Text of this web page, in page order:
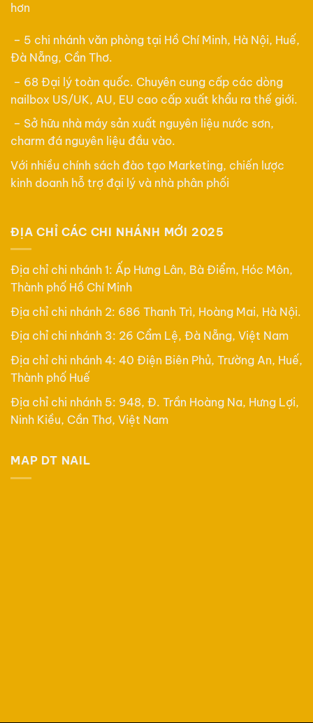
hơn
– 5 chi nhánh văn phòng tại Hồ Chí Minh, Hà Nội, Huế,
Đà Nẵng, Cần Thơ.
– 68 Đại lý toàn quốc. Chuyên cung cấp các dòng
nailbox US/UK, AU, EU cao cấp xuất khẩu ra thế giới.
– Sở hữu nhà máy sản xuất nguyên liệu nước sơn,
charm đá nguyên liệu đầu vào.
Với nhiều chính sách đào tạo Marketing, chiến lược
kinh doanh hỗ trợ đại lý và nhà phân phối
ĐỊA CHỈ CÁC CHI NHÁNH MỚI 2025
Địa chỉ chi nhánh 1: Ấp Hưng Lân, Bà Điểm, Hóc Môn,
Thành phố Hồ Chí Minh
Địa chỉ chi nhánh 2: 686 Thanh Trì, Hoàng Mai, Hà Nội.
Địa chỉ chi nhánh 3: 26 Cẩm Lệ, Đà Nẵng, Việt Nam
Địa chỉ chi nhánh 4: 40 Điện Biên Phủ, Trường An, Huế,
Thành phố Huế
Địa chỉ chi nhánh 5: 948, Đ. Trần Hoàng Na, Hưng Lợi,
Ninh Kiều, Cần Thơ, Việt Nam
MAP DT NAIL